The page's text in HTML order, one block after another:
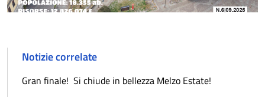
Notizie correlate
Gran finale! Si chiude in bellezza Melzo Estate!